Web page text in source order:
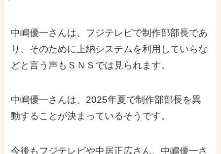
中嶋優一さんは、フジテレビで制作部部長であ
り、そのために上納システムを利用していらな
どと言う声もＳＮＳでは見られます。
中嶋優一さんは、2025年夏で制作部部長を異
動することが決まっているそうです。
今後もフジテレビや中居正広さん、中嶋優一さ